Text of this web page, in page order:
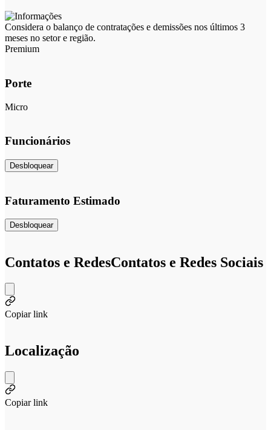
Considera o balanço de contratações e demissões nos últimos 3
meses no setor e região.
Premium
Porte
Micro
Funcionários
Desbloquear
Faturamento Estimado
Desbloquear
Contatos e RedesContatos e Redes Sociais
Copiar link
Localização
Copiar link